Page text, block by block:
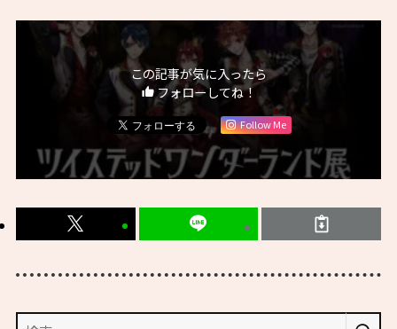
この記事が気に入ったら
フォローしてね！
Follow Me